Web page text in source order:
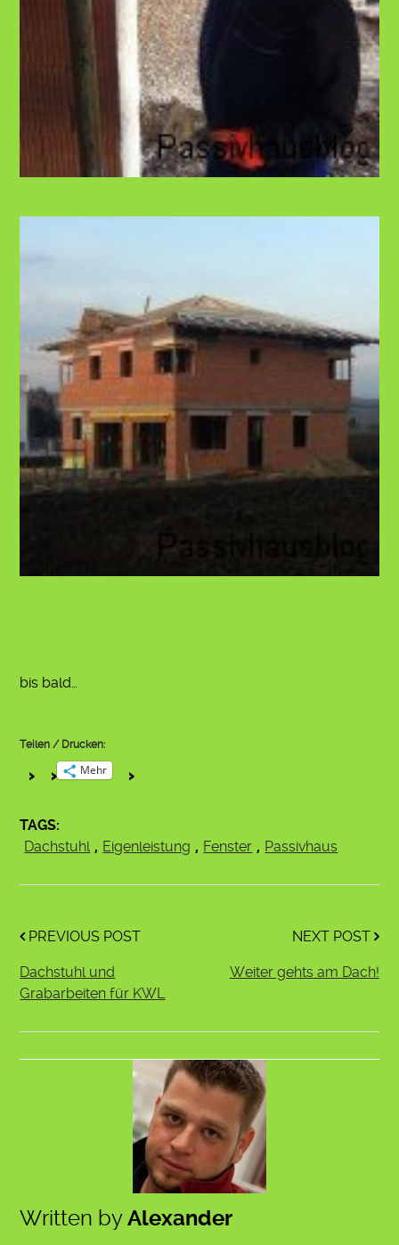
bis bald…
Teilen / Drucken:
Mehr
TAGS:
Dachstuhl , Eigenleistung , Fenster , Passivhaus
PREVIOUS POST
Dachstuhl und
Grabarbeiten für KWL
NEXT POST
Weiter gehts am Dach!
Written byAlexander